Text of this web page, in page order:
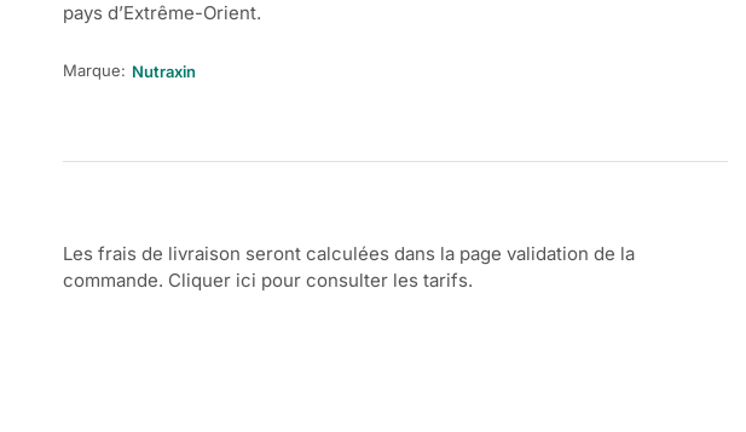
pays d’Extrême-Orient.
Marque: Nutraxin
Les frais de livraison seront calculées dans la page validation de la
commande. Cliquer ici pour consulter les tarifs.